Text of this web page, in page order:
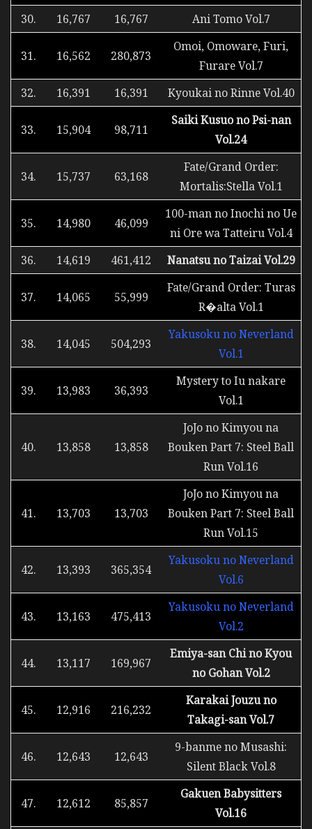
30.
16,767 16,767 Ani Tomo Vol.7
31. 16,562 280,873
Omoi, Omoware, Furi,
Furare Vol.7
32.
16,391 16,391 Kyoukai no Rinne Vol.40
33. 15,904 98,711
Saiki Kusuo no Psi-nan
Vol.24
34. 15,737 63,168
Fate/Grand Order:
Mortalis:Stella Vol.1
35. 14,980 46,099
100-man no Inochi no Ue
ni Ore wa Tatteiru Vol.4
36.
14,619 461,412 Nanatsu no Taizai Vol.29
37. 14,065 55,999
Fate/Grand Order: Turas
R�alta Vol.1
38. 14,045 504,293
Yakusoku no Neverland
Vol.1
39. 13,983 36,393
Mystery to Iu nakare
Vol.1
40. 13,858 13,858
JoJo no Kimyou na
Bouken Part 7: Steel Ball
Run Vol.16
41. 13,703 13,703
JoJo no Kimyou na
Bouken Part 7: Steel Ball
Run Vol.15
42. 13,393 365,354
Yakusoku no Neverland
Vol.6
43. 13,163 475,413
Yakusoku no Neverland
Vol.2
44. 13,117 169,967
Emiya-san Chi no Kyou
no Gohan Vol.2
45. 12,916 216,232
Karakai Jouzu no
Takagi-san Vol.7
46. 12,643 12,643
9-banme no Musashi:
Silent Black Vol.8
47. 12,612 85,857
Gakuen Babysitters
Vol.16